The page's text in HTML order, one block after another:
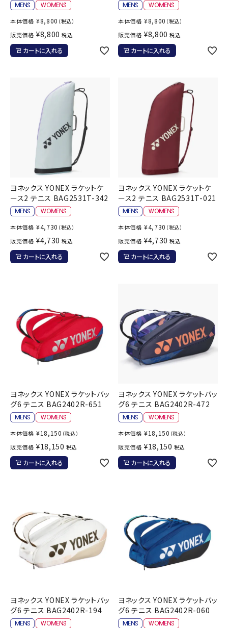
本体価格 ¥8,800 （税込）
販売価格 ¥8,800 税込
カートに入れる
本体価格 ¥8,800 （税込）
販売価格 ¥8,800 税込
カートに入れる
ヨネックス YONEX ラケットケ
ース2 テニス BAG2531T-342
本体価格 ¥4,730 （税込）
販売価格 ¥4,730 税込
カートに入れる
ヨネックス YONEX ラケットケ
ース2 テニス BAG2531T-021
本体価格 ¥4,730 （税込）
販売価格 ¥4,730 税込
カートに入れる
ヨネックス YONEX ラケットバッ
グ6 テニス BAG2402R-651
本体価格 ¥18,150 （税込）
販売価格 ¥18,150 税込
カートに入れる
ヨネックス YONEX ラケットバッ
グ6 テニス BAG2402R-472
本体価格 ¥18,150 （税込）
販売価格 ¥18,150 税込
カートに入れる
ヨネックス YONEX ラケットバッ
グ6 テニス BAG2402R-194
ヨネックス YONEX ラケットバッ
グ6 テニス BAG2402R-060